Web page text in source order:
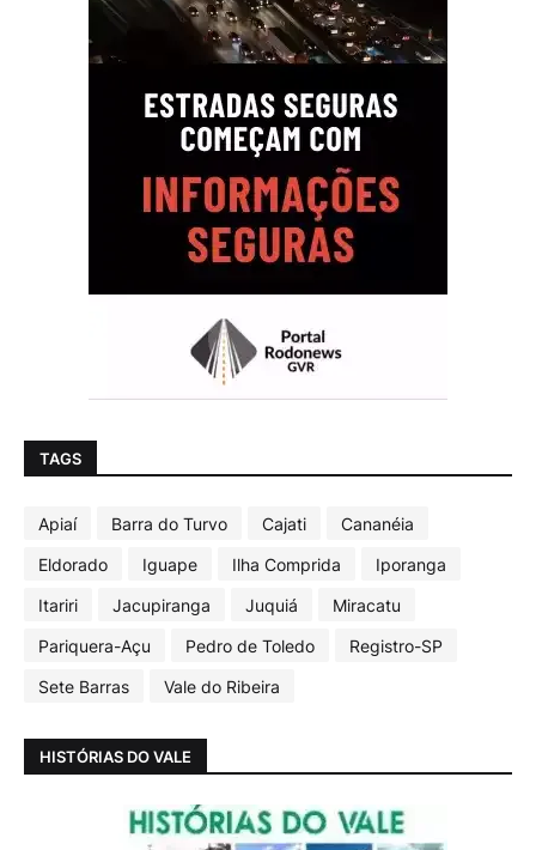
TAGS
Apiaí Barra do Turvo Cajati
Cananéia
Eldorado
Iguape Ilha Comprida
Iporanga
Itariri
Jacupiranga Juquiá
Miracatu
Pariquera-Açu
Pedro de Toledo
Registro-SP
Sete Barras
Vale do Ribeira
HISTÓRIAS DO VALE